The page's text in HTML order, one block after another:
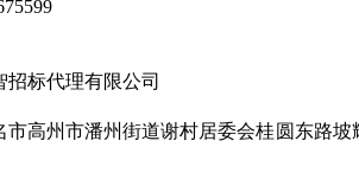
招标代理有限公司
市高州市潘州街道谢村居委会桂圆东路